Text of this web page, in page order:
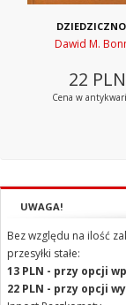
Dawid M.
22 PLN
Cena w
UWAGA!
Bez względu na ilość
przesyłki stałe:
13 PLN - przy opcji
22 PLN - przy opcji